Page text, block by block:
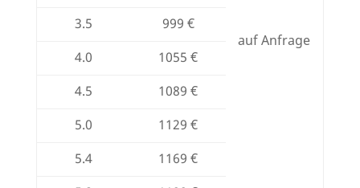
auf Anfrage
3.5
999 €
4.0
1055 €
4.5
1089 €
5.0
1129 €
5.4
1169 €